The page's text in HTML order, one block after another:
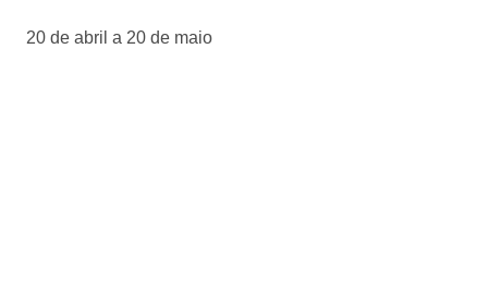
20 de abril a 20 de maio